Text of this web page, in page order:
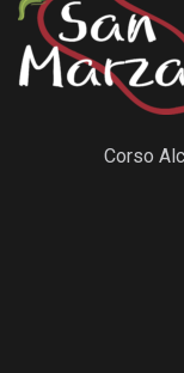
Corso